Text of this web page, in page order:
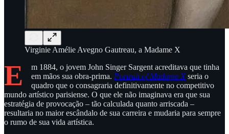
Virginie Amélie Avegno Gautreau, a Madame X
E
m 1884, o jovem John Singer Sargent acreditava que tinha
em mãos sua obra-prima. Portrait of Madame X seria o
quadro que o consagraria definitivamente no competitivo
mundo artístico parisiense. O que ele não imaginava era que sua
estratégia de provocação – tão calculada quanto arriscada –
resultaria no maior escândalo de sua carreira e mudaria para sempre
o rumo de sua vida artística.